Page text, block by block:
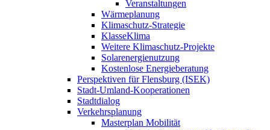
Veranstaltungen
Wärmeplanung
Klimaschutz-Strategie
KlasseKlima
Weitere Klimaschutz-Projekte
Solarenergienutzung
Kostenlose Energieberatung
Perspektiven für Flensburg (ISEK)
Stadt-Umland-Kooperationen
Stadtdialog
Verkehrsplanung
Masterplan Mobilität